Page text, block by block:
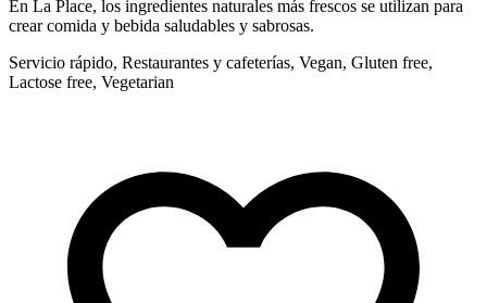
En La Place, los ingredientes naturales más frescos se utilizan para
crear comida y bebida saludables y sabrosas.
Servicio rápido, Restaurantes y cafeterías, Vegan, Gluten free,
Lactose free, Vegetarian